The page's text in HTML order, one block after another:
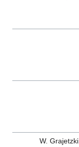
W. Grajetzki,